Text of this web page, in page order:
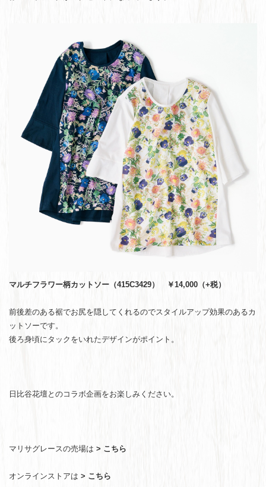
マルチフラワー柄カットソー（415C3429） ￥14,000（+税）
前後差のある裾でお尻を隠してくれるのでスタイルアップ効果のあるカ
ットソーです。
後ろ身頃にタックをいれたデザインがポイント。
日比谷花壇とのコラボ企画をお楽しみください。
マリサグレースの売場は > こちら
オンラインストアは > こちら